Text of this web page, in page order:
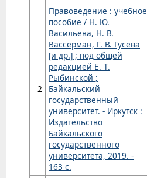
2
Правоведение : учебное
пособие / Н. Ю.
Васильева, Н. В.
Вассерман, Г. В. Гусева
[и др.] ; под общей
редакцией Е. Т.
Рыбинской ;
Байкальский
государственный
университет. - Иркутск :
Издательство
Байкальского
государственного
университета, 2019. -
163 с.